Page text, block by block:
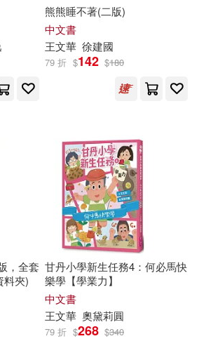
安娜・維納(2)
）(2)
室(2)
郎祖筠(2)
陳庭妮(2)
社(2)
(2)
螢火蟲(2)
社(2)
熊熊睡不著(二版)
中文書
王文華 徐建國
79 折 $142 $180
，全套
料夾)
甘丹小學新生任務4：何必馬快
樂學【學業力】
中文書
王文華 奧黛莉圓
79 折 $268 $340